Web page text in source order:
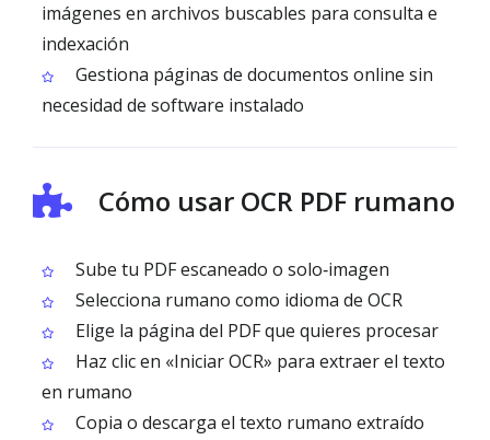
imágenes en archivos buscables para consulta e
indexación
Gestiona páginas de documentos online sin
necesidad de software instalado
Cómo usar OCR PDF rumano
Sube tu PDF escaneado o solo‑imagen
Selecciona rumano como idioma de OCR
Elige la página del PDF que quieres procesar
Haz clic en «Iniciar OCR» para extraer el texto
en rumano
Copia o descarga el texto rumano extraído